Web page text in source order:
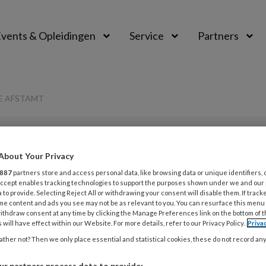
& Opleidingen Service Partners
AFSTAMT
Opslaan Reacties 0 Delen
weten van wie je
4
Your Privacy
887 partners store and access personal data, like browsing data or unique identifiers,
enables tracking technologies to support the purposes shown under we and
to provide. Selecting Reject All or withdrawing your consent will disable them. If
content and ads you see may not be as relevant to you. You can resurface this
consent at any time by clicking the Manage Preferences link on the bottom of
will have effect within our Website. For more details, refer to our Privacy Policy.
not? Then we only place essential and statistical cookies, these do not record